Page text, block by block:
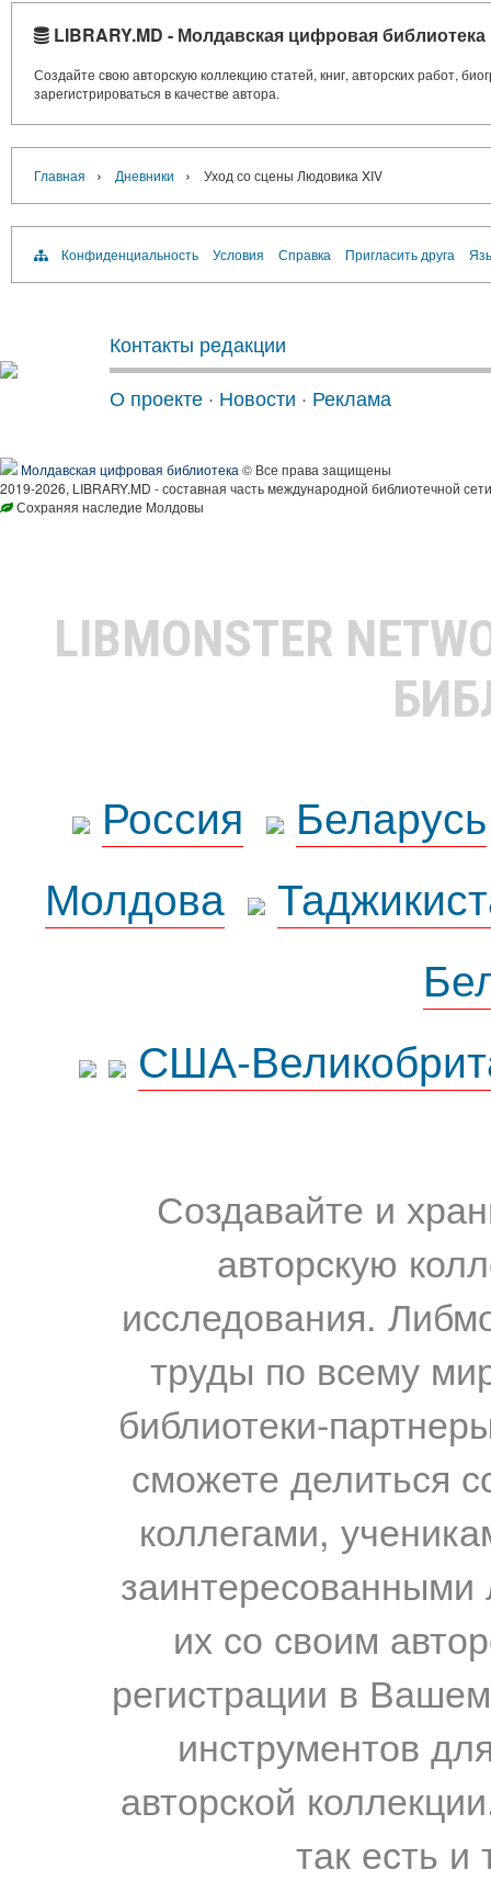
LIBRARY.MD - Молдавская цифровая библиотека
Создайте свою авторскую коллекцию статей, книг, авторских работ,
зарегистрироваться в качестве автора.
Главная › Дневники › Уход со сцены Людовика XIV
Конфиденциальность Условия Справка Пригласить друга
Контакты редакции
О проекте · Новости · Реклама
Молдавская цифровая библиотека © Все права защищены
2019-2026, LIBRARY.MD - составная часть международной библиотечной
Сохраняя наследие Молдовы
LIBMONSTER
Россия
Беларусь
Молдова
США-
Создавайте и
авторскую
исследования.
труды по всему
библиотеки-
сможете делиться
коллегами,
их со своим
регистрации в
инструментов
авторской
так есть и